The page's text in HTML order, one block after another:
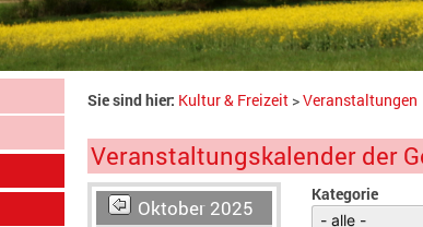
Sie sind hier: Kultur & Freizeit>Veranstaltungen
Veranstaltungskalender der
Oktober 2025
Kategorie